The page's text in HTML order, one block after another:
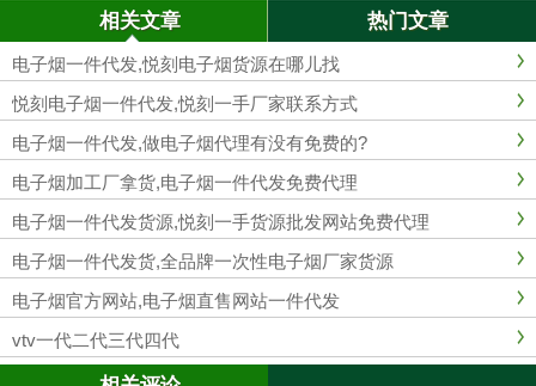
相关文章 热门文章
电子烟一件代发,悦刻电子烟货源在哪儿找
悦刻电子烟一件代发,悦刻一手厂家联系方式
电子烟一件代发,做电子烟代理有没有免费的?
电子烟加工厂拿货,电子烟一件代发免费代理
电子烟一件代发货源,悦刻一手货源批发网站免费代理
电子烟一件代发货,全品牌一次性电子烟厂家货源
电子烟官方网站,电子烟直售网站一件代发
vtv一代二代三代四代